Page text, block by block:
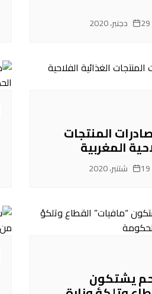
29 دجنبر، 2020
المنتجات
المغربية
19 شتنبر، 2020
يشتكون